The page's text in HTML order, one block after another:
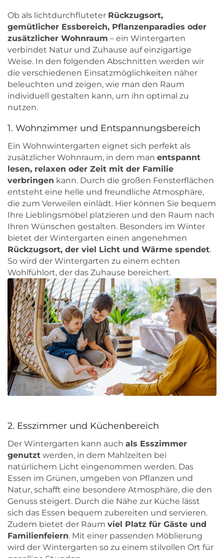
Ob als lichtdurchfluteter Rückzugsort,
gemütlicher Essbereich, Pflanzenparadies oder
zusätzlicher Wohnraum – ein Wintergarten
verbindet Natur und Zuhause auf einzigartige
Weise. In den folgenden Abschnitten werden wir
die verschiedenen Einsatzmöglichkeiten näher
beleuchten und zeigen, wie man den Raum
individuell gestalten kann, um ihn optimal zu
nutzen.
1. Wohnzimmer und Entspannungsbereich
Ein Wohnwintergarten eignet sich perfekt als
zusätzlicher Wohnraum, in dem man entspannt
lesen, relaxen oder Zeit mit der Familie
verbringen kann. Durch die großen Fensterflächen
entsteht eine helle und freundliche Atmosphäre,
die zum Verweilen einlädt. Hier können Sie bequem
Ihre Lieblingsmöbel platzieren und den Raum nach
Ihren Wünschen gestalten. Besonders im Winter
bietet der Wintergarten einen angenehmen
Rückzugsort, der viel Licht und Wärme spendet.
So wird der Wintergarten zu einem echten
Wohlfühlort, der das Zuhause bereichert.
2. Esszimmer und Küchenbereich
Der Wintergarten kann auch als Esszimmer
genutzt werden, in dem Mahlzeiten bei
natürlichem Licht eingenommen werden. Das
Essen im Grünen, umgeben von Pflanzen und
Natur, schafft eine besondere Atmosphäre, die den
Genuss steigert. Durch die Nähe zur Küche lässt
sich das Essen bequem zubereiten und servieren.
Zudem bietet der Raum viel Platz für Gäste und
Familienfeiern. Mit einer passenden Möblierung
wird der Wintergarten so zu einem stilvollen Ort für